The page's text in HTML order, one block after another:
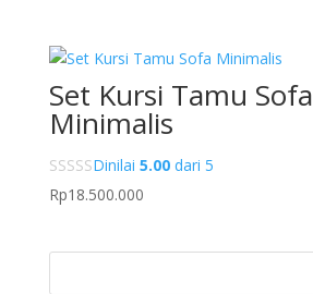
Set Kursi Tamu Sofa
Minimalis
Dinilai 5.00dari 5
Rp18.500.000